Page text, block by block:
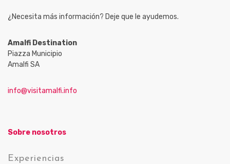
¿Necesita más información? Deje que le ayudemos.
Amalfi Destination
Piazza Municipio
Amalfi SA
info@visitamalfi.info
Sobre nosotros
Experiencias